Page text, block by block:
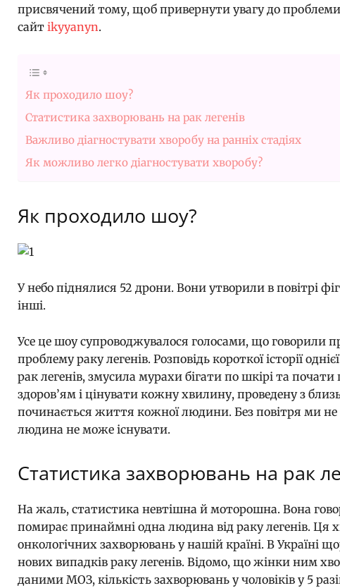
присвячений тому, щоб привернути увагу до
сайт ikyyanyn.
Як проходило шоу?
Статистика захворювань на рак легенів
Важливо діагностувати хворобу на ранніх стадіях
Як можливо легко діагностувати хворобу?
Як проходило шоу?
У небо піднялися 52 дрони. Вони утворили в повітрі
інші.
Усе це шоу супроводжувалося голосами, що говорили
проблему раку легенів. Розповідь короткої історії
рак легенів, змусила мурахи бігати по шкірі та
здоров’ям і цінувати кожну хвилину, проведену з
починається життя кожної людини. Без повітря ми
людина не може існувати.
Статистика захворювань на рак
На жаль, статистика невтішна й моторошна. Вона
помирає принаймні одна людина від раку легенів. Ця
онкологічних захворювань у нашій країні. В Україні
нових випадків раку легенів. Відомо, що жінки ним
даними МОЗ, кількість захворювань у чоловіків у 5